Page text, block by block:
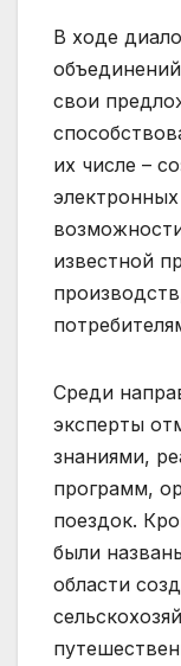
В ходе
свои
их числе –
известной
Среди
эксперты
знаниями,
программ,
поездок.
были
области